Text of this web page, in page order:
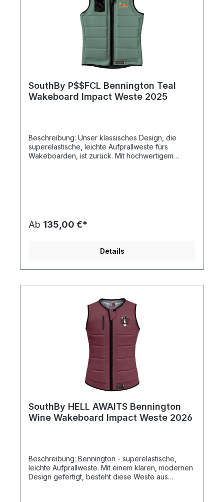
SouthBy P$$FCL Bennington Teal
Wakeboard Impact Weste 2025
Beschreibung: Unser klassisches Design, die
superelastische, leichte Aufprallweste fürs
Wakeboarden, ist zurück. Mit hochwertigem
Leather zip pulls Leather patch NBR Foam CE
Ab 135,00 €*
Details
SouthBy HELL AWAITS Bennington
Wine Wakeboard Impact Weste 2026
Beschreibung: Bennington - superelastische,
leichte Aufprallweste. Mit einem klaren, modernen
Design gefertigt, besteht diese Weste aus